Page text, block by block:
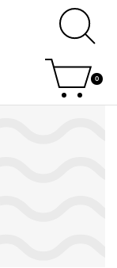
0